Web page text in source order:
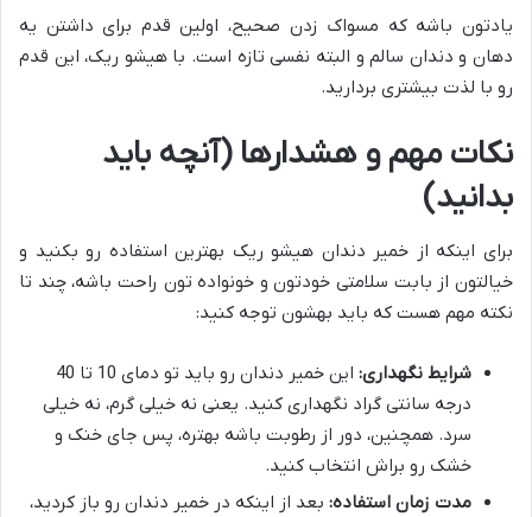
یادتون باشه که مسواک زدن صحیح، اولین قدم برای داشتن یه
دهان و دندان سالم و البته نفسی تازه است. با هیشو ریک، این قدم
رو با لذت بیشتری بردارید.
نکات مهم و هشدارها (آنچه باید
بدانید)
برای اینکه از خمیر دندان هیشو ریک بهترین استفاده رو بکنید و
خیالتون از بابت سلامتی خودتون و خونواده تون راحت باشه، چند تا
نکته مهم هست که باید بهشون توجه کنید:
شرایط نگهداری:
این خمیر دندان رو باید تو دمای 10 تا 40
درجه سانتی گراد نگهداری کنید. یعنی نه خیلی گرم، نه خیلی
سرد. همچنین، دور از رطوبت باشه بهتره، پس جای خنک و
خشک رو براش انتخاب کنید.
مدت زمان استفاده: بعد از اینکه در خمیر دندان رو باز کردید،